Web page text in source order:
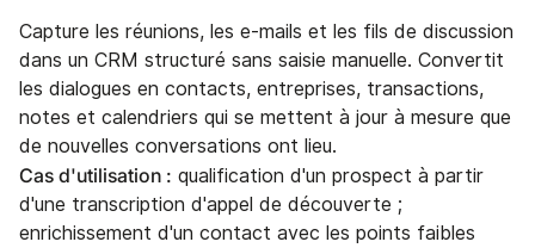
Capture les réunions, les e-mails et les fils de discussion
dans un CRM structuré sans saisie manuelle. Convertit
les dialogues en contacts, entreprises, transactions,
notes et calendriers qui se mettent à jour à mesure que
de nouvelles conversations ont lieu.
Cas d'utilisation : qualification d'un prospect à partir
d'une transcription d'appel de découverte ;
enrichissement d'un contact avec les points faibles